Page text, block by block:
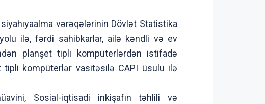
vərəqələrinin Dövlət Statistika
ilə, fərdi sahibkarlar, ailə kəndli və ev
planşet tipli kompüterlərdən istifadə
tipli kompüterlər vasitəsilə CAPI üsulu ilə
Sosial-iqtisadi inkişafın təhlili və